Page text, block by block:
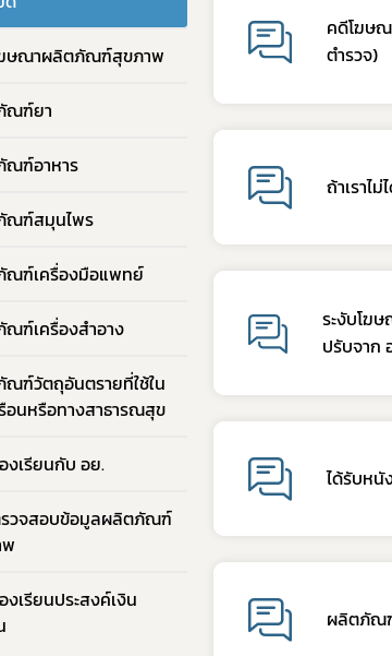
ษณาผลิตภัณฑ์สุขภาพ
ณฑ์ยา
ณฑ์อาหาร
ณฑ์สมุนไพร
ณฑ์เครื่องมือแพทย์
ฑ์เครื่องสำอาง
ฑ์วัตถุอันตรายที่ใช้ใน
อนหรือทางสาธารณสุข
งเรียนกับ อย.
วจสอบข้อมูลผลิตภัณฑ์
งเรียนประสงค์เงิน
คดีโฆษ
ตำรวจ)
ถ้าเราไ
ระงับโฆ
ปรับจาก
ได้รับหนั
ผลิตภัณ
เลือก
อางค์